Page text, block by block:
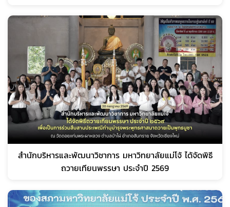
สำนักบริหารและพัฒนาวิชาการ มหาวิทยาลัยแม่โจ้ ได้จัดพิธี
ถวายเทียนพรรษา ประจำปี 2569